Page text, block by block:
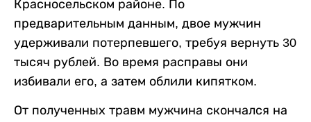
Красносельском районе. По
предварительным данным, двое мужчин
удерживали потерпевшего, требуя вернуть 30
тысяч рублей. Во время расправы они
избивали его, а затем облили кипятком.
От полученных травм мужчина скончался на